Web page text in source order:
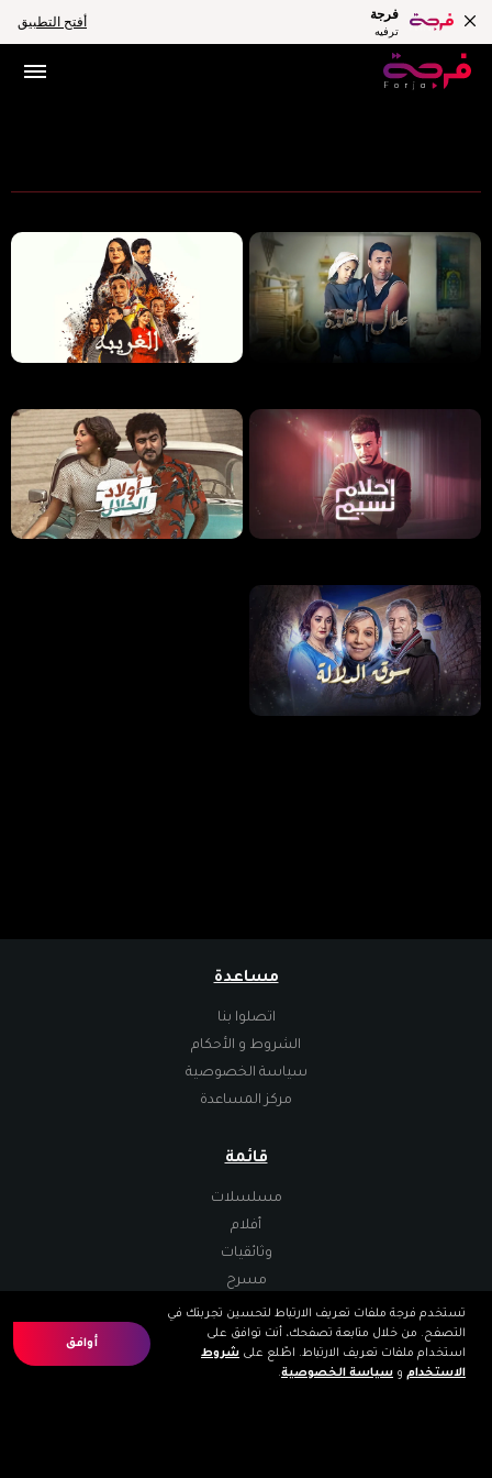
فرجة
ترفيه
أفتح التطبيق
تستخدم فرجة ملفات تعريف الارتباط لتحسين تجربتك في
التصفح. من خلال متابعة تصفحك، أنت توافق على
استخدام ملفات تعريف الارتباط. اطّلع على شروط
الاستخدام و سياسة الخصوصية.
أوافق
مساعدة
اتصلوا بنا
الشروط و الأحكام
سياسة الخصوصية
مركز المساعدة
قائمة
مسلسلات
أفلام
وثائقيات
مسرح
تطبيقات